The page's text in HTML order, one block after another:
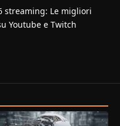
streaming: Le migliori
Youtube e Twitch